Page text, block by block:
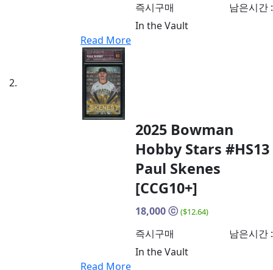
즉시구매
남은시간 :
In the Vault
Read More
2025 Bowman
Hobby Stars #HS13
Paul Skenes
[CCG10+]
18,000ⓒ ($12.64)
즉시구매
남은시간 :
In the Vault
Read More